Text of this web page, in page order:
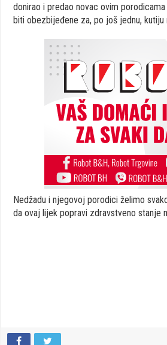
donirao i predao novac ovim
biti obezbijeđene za, po još jednu, kutiju
Nedžadu i njegovoj porodici želimo
da ovaj lijek popravi zdravstveno stanje